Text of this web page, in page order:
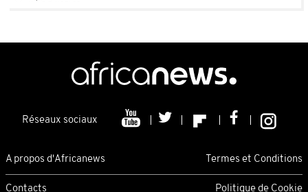
Réseaux sociaux
A propos d'Africanews Termes et Conditions
Contacts Politique de Cookie